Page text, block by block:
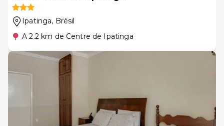
Ipatinga, Brésil
A 2.2 km de Centre de Ipatinga